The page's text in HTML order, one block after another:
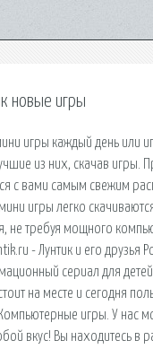
новые игры
игры каждый день или
из них, скачав игры.
с вами самым свежим
игры легко
не требуя мощного
- Лунтик и его друзья
сериал для детей.
на месте и сегодня
игры. У нас
вкус! Вы находитесь в